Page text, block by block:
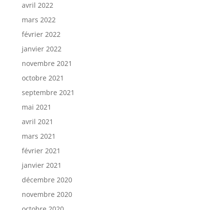
avril 2022
mars 2022
février 2022
janvier 2022
novembre 2021
octobre 2021
septembre 2021
mai 2021
avril 2021
mars 2021
février 2021
janvier 2021
décembre 2020
novembre 2020